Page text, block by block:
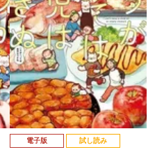
電子版 試し読み